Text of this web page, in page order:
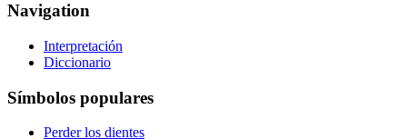
Navigation
Interpretación
Diccionario
Símbolos populares
Perder los dientes